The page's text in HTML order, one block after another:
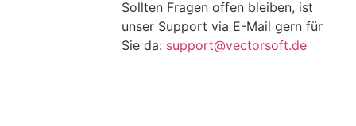
Sollten Fragen offen bleiben, ist
unser Support via E-Mail gern für
Sie da: support@vectorsoft.de